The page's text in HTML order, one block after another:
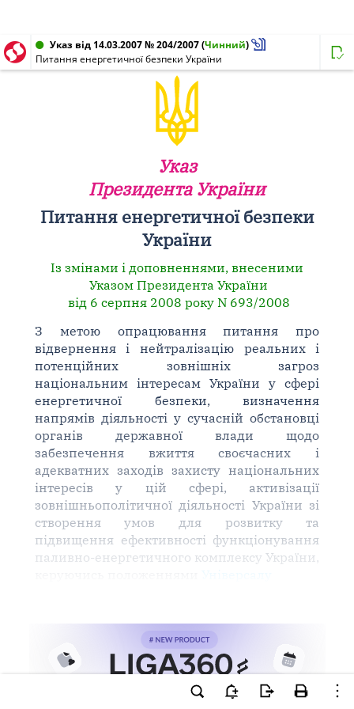
Указ від 14.03.2007 № 204/2007(Чинний)
Питання енергетичної безпеки України
Указ
Президента України
Питання енергетичної безпеки
України
Із змінами і доповненнями, внесеними
Указом Президента України
від 6 серпня 2008 року N 693/2008
З метою опрацювання питання про
відвернення і нейтралізацію реальних і
потенційних зовнішніх загроз
національним інтересам України у сфері
енергетичної безпеки, визначення
напрямів діяльності у сучасній обстановці
органів державної влади щодо
забезпечення вжиття своєчасних і
адекватних заходів захисту національних
інтересів у цій сфері, активізації
зовнішньополітичної діяльності України зі
створення умов для розвитку та
підвищення ефективності функціонування
паливно-енергетичного комплексу України,